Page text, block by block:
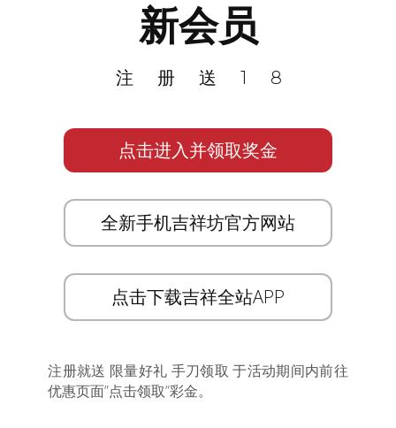
新会员
注册送18
点击进入并领取奖金
全新手机吉祥坊官方网站
点击下载吉祥全站APP
注册就送 限量好礼 手刀领取 于活动期间内前往
优惠页面”点击领取”彩金。